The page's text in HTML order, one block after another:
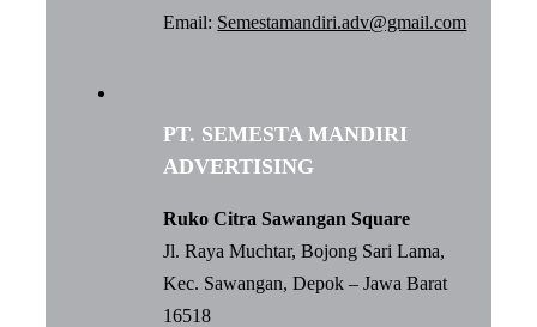
Email: Semestamandiri.adv@gmail.com
PT. SEMESTA MANDIRI
ADVERTISING
Ruko Citra Sawangan Square
Jl. Raya Muchtar, Bojong Sari Lama,
Kec. Sawangan, Depok – Jawa Barat
16518